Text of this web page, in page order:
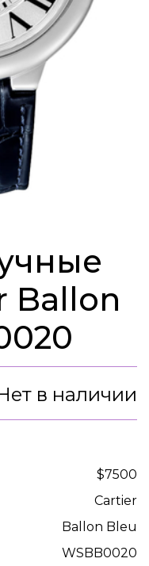
Ballon
в наличии
$7500
Cartier
Ballon Bleu
WSBB0020